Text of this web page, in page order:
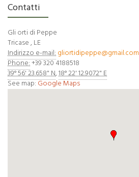
Contatti
Gli orti di Peppe
Tricase, LE
Indirizzo e-mail:gliortidipeppe@gmail.com
Phone:+39 320 4188518
39° 56' 23.658" N,18° 22' 12.9072" E
See map:Google Maps